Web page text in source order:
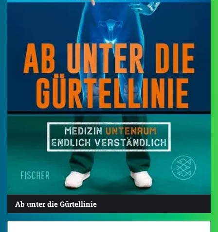
Ab unter die Gürtellinie